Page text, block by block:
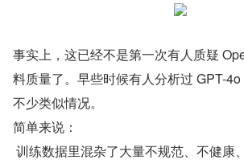
事实上，这已经不是第一次有人质疑
料质量了。早些时候有人分析过 GPT-
不少类似情况。
简单来说：